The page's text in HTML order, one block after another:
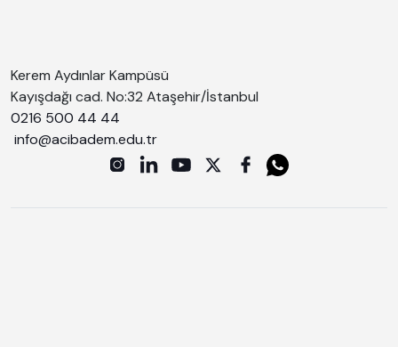
Kerem Aydınlar Kampüsü
Kayışdağı cad. No:32 Ataşehir/İstanbul
0216 500 44 44
info@acibadem.edu.tr